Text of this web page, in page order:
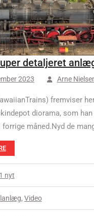
detaljeret
2023 Arne
fremviser
diorama, som
forrige måned.Nyd de
nyt
, Video